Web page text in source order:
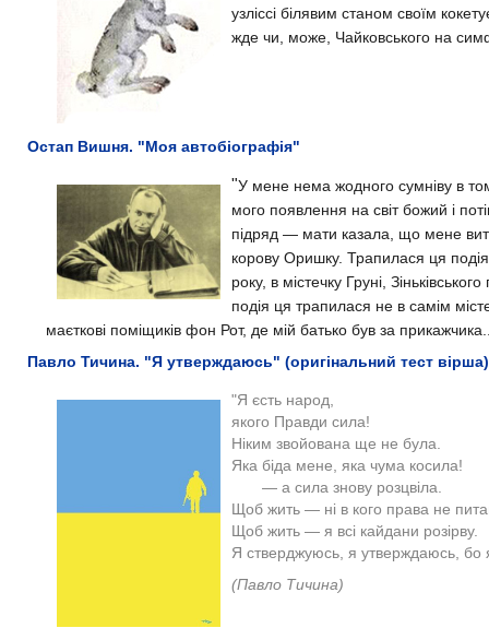
узліссі білявим станом своїм
жде чи, може, Чайковського на
Остап Вишня. "Моя автобіографія"
"У мене нема жодного сумніву в
мого появлення на світ божий і
підряд — мати казала, що мене
корову Оришку. Трапилася ця
року, в містечку Груні,
подія ця трапилася не в самім
маєткові поміщиків фон Рот, де мій батько був за
Павло Тичина. "Я утверждаюсь" (оригінальний тест
"Я єсть народ,
якого Правди сила!
Ніким звойована ще не була.
Яка біда мене, яка чума косила!
— а сила знову розцвіла.
Щоб жить — ні в кого права не
Щоб жить — я всі кайдани розірву.
Я стверджуюсь, я утверждаюсь, бо
(Павло Тичина)